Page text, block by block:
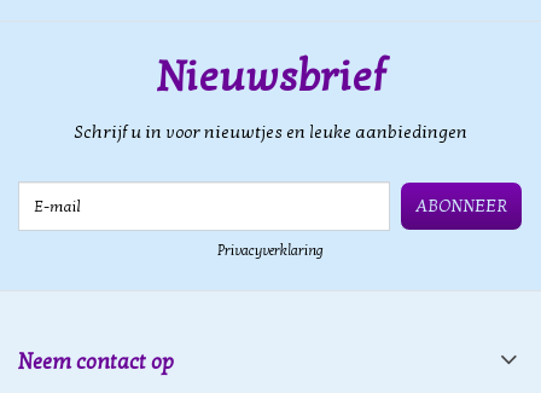
Nieuwsbrief
Schrijf u in voor nieuwtjes en leuke aanbiedingen
ABONNEER
Privacyverklaring
Neem contact op